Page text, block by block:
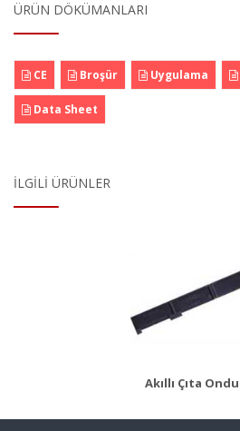
ÜRÜN DÖKÜMANLARI
CE Broşür Uygulama
Data Sheet
İLGILI ÜRÜNLER
Akıllı Çıta
AKS
Ürün